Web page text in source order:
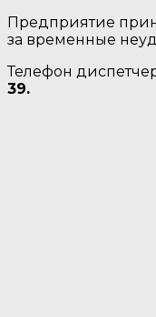
Предприятие
за временные
Телефон
39.